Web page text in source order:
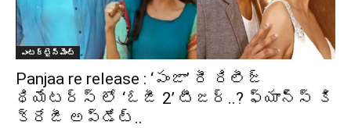
ఎంటర్టైన్మెంట్
Panjaa re release : ‘పంజా’ రీ రిలీజ్
థియేటర్స్ లో ‘ఓజీ 2’ టీజర్..? ఫ్యాన్స్ కి
క్రేజీ అప్డేట్..